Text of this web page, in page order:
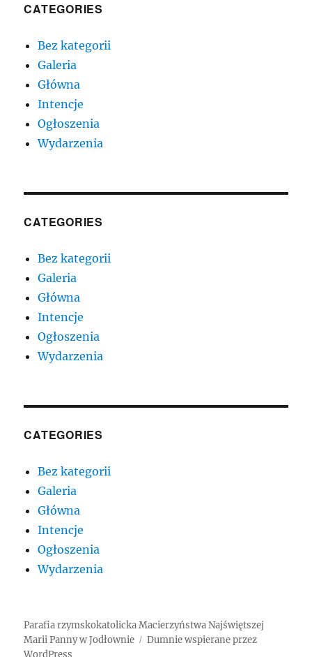
CATEGORIES
Bez kategorii
Galeria
Główna
Intencje
Ogłoszenia
Wydarzenia
CATEGORIES
Bez kategorii
Galeria
Główna
Intencje
Ogłoszenia
Wydarzenia
CATEGORIES
Bez kategorii
Galeria
Główna
Intencje
Ogłoszenia
Wydarzenia
Parafia rzymskokatolicka Macierzyństwa Najświętszej
Marii Panny w Jodłownie
Dumnie wspierane przez
WordPress